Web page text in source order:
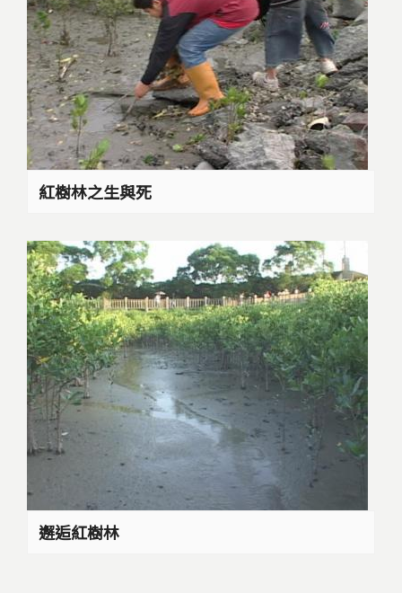
紅樹林之生與死
邂逅紅樹林